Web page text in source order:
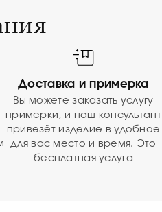
Доставка и примерка
Вы можете заказать услугу
примерки, и наш консультант
привезёт изделие в удобное
для вас место и время. Это
бесплатная услуга